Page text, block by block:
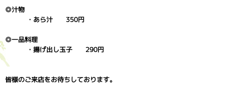
◎汁物
・あら汁 350円
◎一品料理
・揚げ出し玉子 290円
皆様のご来店をお待ちしております。